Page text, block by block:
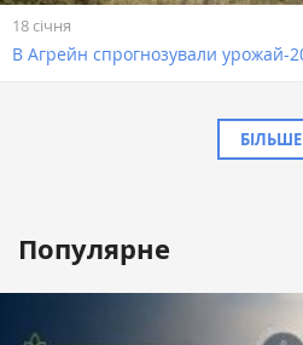
18 січня
В Агрейн спрогнозували урожай-
БІЛЬШЕ
Популярне